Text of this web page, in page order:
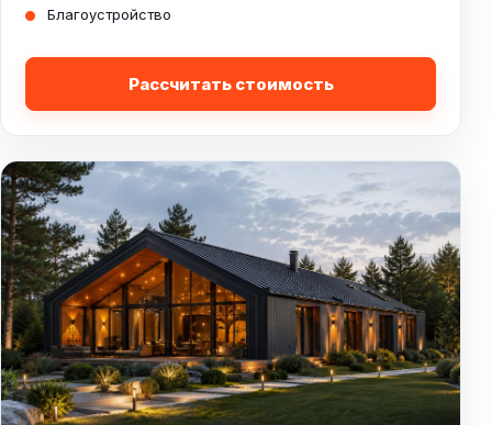
Благоустройство
Рассчитать стоимость